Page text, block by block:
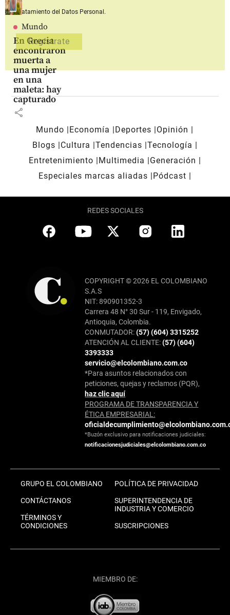
Mundo
En Grecia
encontraron
muerta a
una mujer
en una
maleta: hay
capturado
share
Tratamiento del Datos Personal.
Mundo Economía Deportes
Opinión
Blogs
Cultura Tendencias Tecnología
Entretenimiento
Multimedia
Generación
Especiales marcas aliadas
Pódcast
REDES SOCIALES
COPYRIGHT © 2026 EL COLOMBIANO
S.A.S
NIT: 890901352-3
Carrera 48 N° 30 Sur - 119, Envigado,
Antioquia, Colombia.
CONMUTADOR:(57) (604) 3315252
ATENCIÓN AL CLIENTE:(57) (604)
3393333
servicio@elcolombiano.com.co
*Para asuntos relacionados con
peticiones, quejas y reclamos (PQR),
haz clic aquí
PROGRAMA DE TRANSPARENCIA Y
ÉTICA EMPRESARIAL:
*Buzón exclusivo para notificaciones judiciales:
notificacionesjudiciales@elcolombiano.com.co
GRUPO EL COLOMBIANO
CONTÁCTANOS
TÉRMINOS Y
CONDICIONES
POLÍTICA DE PRIVACIDAD
SUPERINTENDENCIA DE
INDUSTRIA Y COMERCIO
SUSCRIPCIONES
MIEMBRO DE: